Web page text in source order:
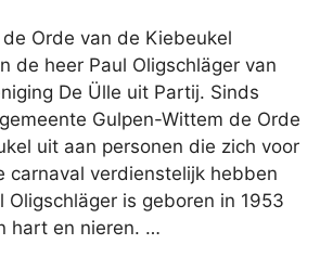
Orde van de Kiebeukel
de heer Paul Oligschläger van
De Ülle uit Partij. Sinds
Gulpen-Wittem de Orde
uit aan personen die zich voor
carnaval verdienstelijk hebben
Oligschläger is geboren in 1953
hart en nieren. …